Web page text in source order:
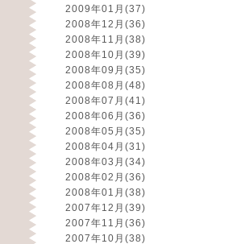
2009年01月 (37)
2008年12月 (36)
2008年11月 (38)
2008年10月 (39)
2008年09月 (35)
2008年08月 (48)
2008年07月 (41)
2008年06月 (36)
2008年05月 (35)
2008年04月 (31)
2008年03月 (34)
2008年02月 (36)
2008年01月 (38)
2007年12月 (39)
2007年11月 (36)
2007年10月 (38)